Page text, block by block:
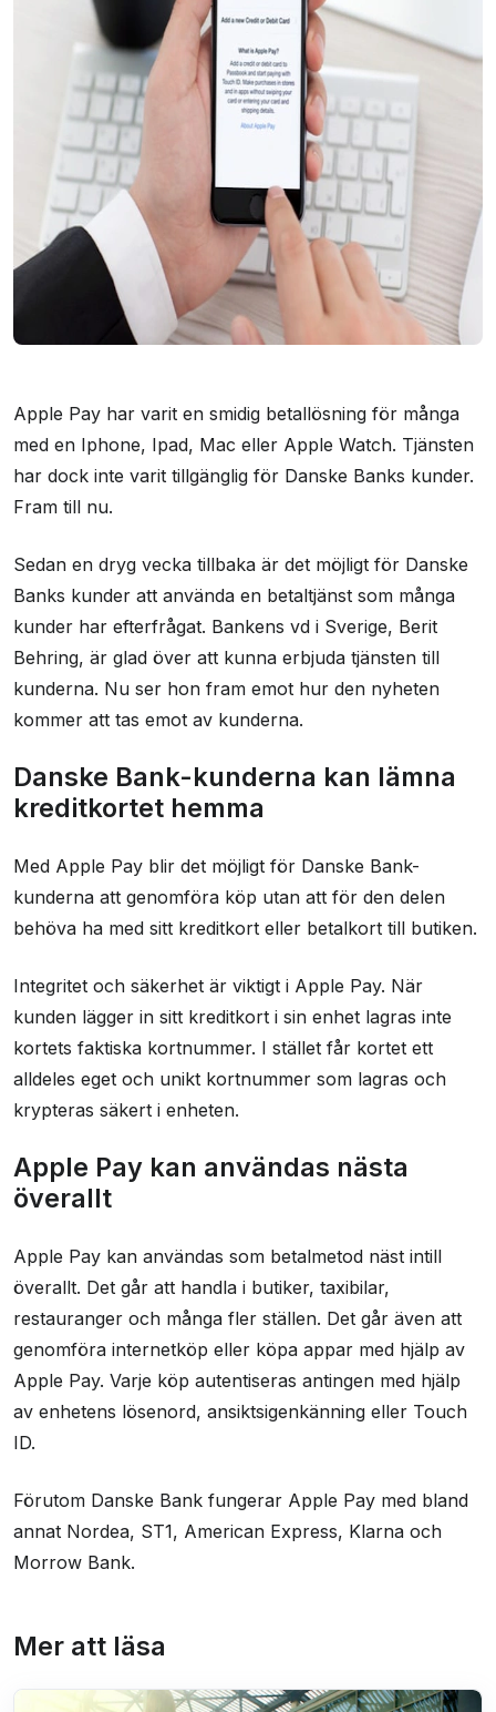
Apple Pay har varit en smidig betallösning för många
med en Iphone, Ipad, Mac eller Apple Watch. Tjänsten
har dock inte varit tillgänglig för Danske Banks kunder.
Fram till nu.
Sedan en dryg vecka tillbaka är det möjligt för Danske
Banks kunder att använda en betaltjänst som många
kunder har efterfrågat. Bankens vd i Sverige, Berit
Behring, är glad över att kunna erbjuda tjänsten till
kunderna. Nu ser hon fram emot hur den nyheten
kommer att tas emot av kunderna.
Danske Bank-kunderna kan lämna
kreditkortet hemma
Med Apple Pay blir det möjligt för Danske Bank-
kunderna att genomföra köp utan att för den delen
behöva ha med sitt kreditkort eller betalkort till butiken.
Integritet och säkerhet är viktigt i Apple Pay. När
kunden lägger in sitt kreditkort i sin enhet lagras inte
kortets faktiska kortnummer. I stället får kortet ett
alldeles eget och unikt kortnummer som lagras och
krypteras säkert i enheten.
Apple Pay kan användas nästa
överallt
Apple Pay kan användas som betalmetod näst intill
överallt. Det går att handla i butiker, taxibilar,
restauranger och många fler ställen. Det går även att
genomföra internetköp eller köpa appar med hjälp av
Apple Pay. Varje köp autentiseras antingen med hjälp
av enhetens lösenord, ansiktsigenkänning eller Touch
ID.
Förutom Danske Bank fungerar Apple Pay med bland
annat Nordea, ST1, American Express, Klarna och
Morrow Bank.
Mer att läsa